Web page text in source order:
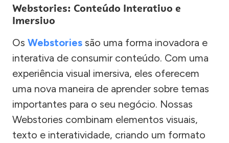
Webstories: Conteúdo Interativo e
Imersivo
Os Webstories são uma forma inovadora e
interativa de consumir conteúdo. Com uma
experiência visual imersiva, eles oferecem
uma nova maneira de aprender sobre temas
importantes para o seu negócio. Nossas
Webstories combinam elementos visuais,
texto e interatividade, criando um formato